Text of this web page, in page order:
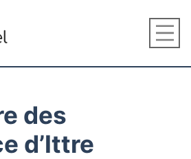
des
d’Ittre